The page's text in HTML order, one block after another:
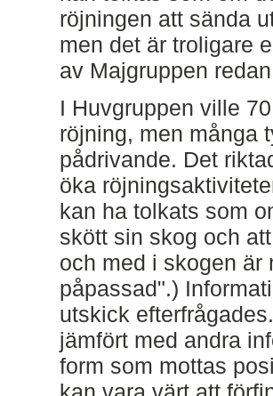
röjningen att sända
men det är troligare
av Majgruppen
I Huvgruppen ville
röjning, men många
pådrivande. Det
öka
kan ha tolkats som
skött sin skog och
och med i skogen är
påpassad".)
utskick
jämfört med andra
form som mottas